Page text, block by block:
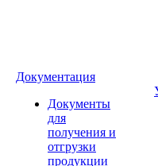
Документация
Документы
для
получения и
отгрузки
продукции